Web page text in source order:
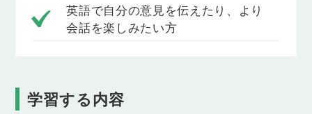
食べ物について話してみましょう。
英語で自分の意見を伝えたり、より
会話を楽しみたい方
学習する内容